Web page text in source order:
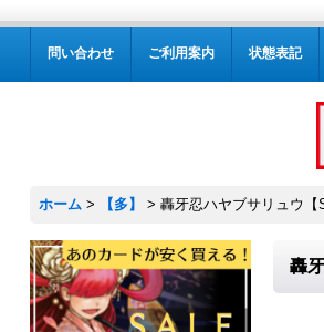
問い合わせ ご利用案内 状態表記
ホーム > 【多】 > 轟牙忍ハヤブサリュウ【
轟